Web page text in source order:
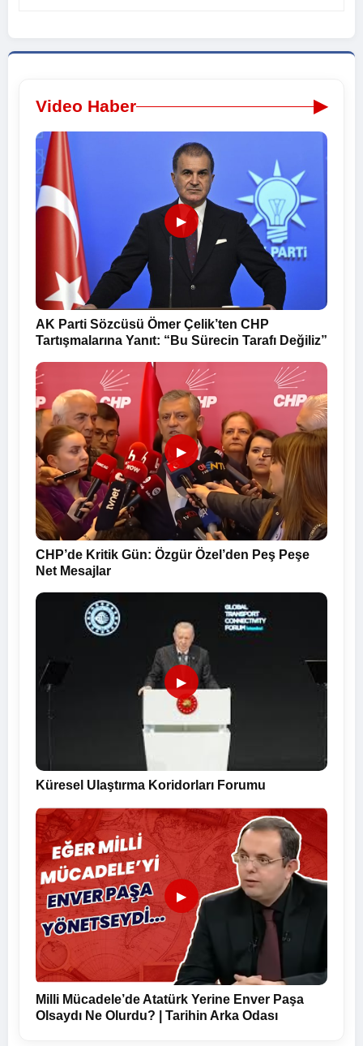
Video Haber ▶
▶
AK Parti Sözcüsü Ömer Çelik’ten CHP
Tartışmalarına Yanıt: “Bu Sürecin Tarafı Değiliz”
▶
CHP’de Kritik Gün: Özgür Özel’den Peş Peşe
Net Mesajlar
▶
Küresel Ulaştırma Koridorları Forumu
▶
Milli Mücadele’de Atatürk Yerine Enver Paşa
Olsaydı Ne Olurdu? | Tarihin Arka Odası